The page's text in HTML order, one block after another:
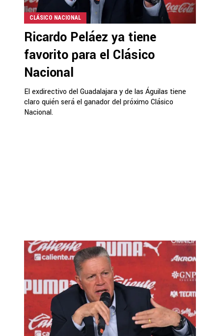
CLÁSICO NACIONAL
Ricardo Peláez ya tiene
favorito para el Clásico
Nacional
El exdirectivo del Guadalajara y de las Águilas tiene
claro quién será el ganador del próximo Clásico
Nacional.